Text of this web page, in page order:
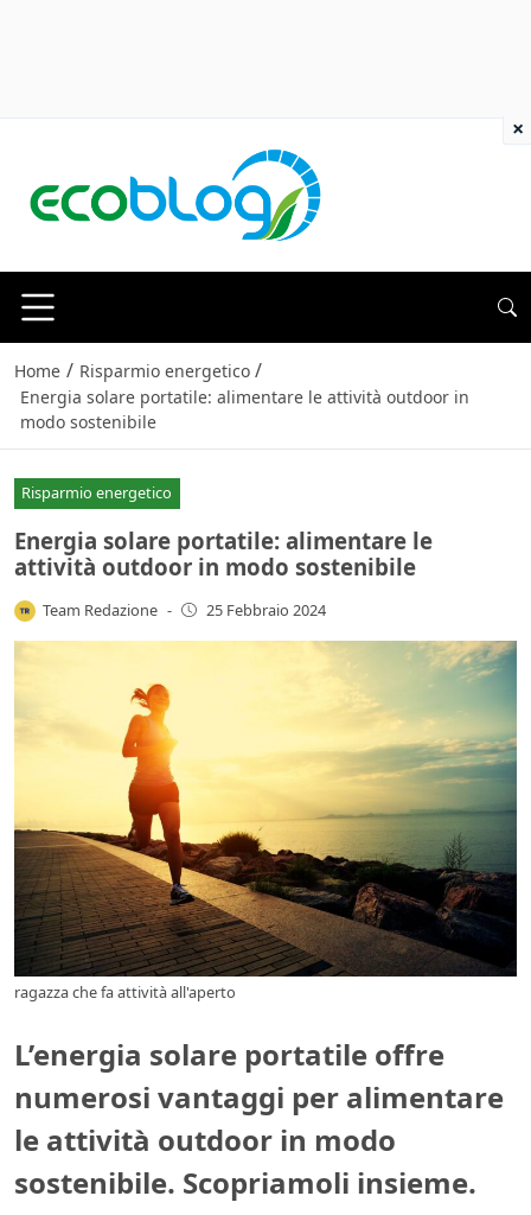
Home / Risparmio energetico /
Energia solare portatile: alimentare le attività outdoor in
modo sostenibile
Risparmio energetico
Energia solare portatile: alimentare le
attività outdoor in modo sostenibile
Team Redazione - 25 Febbraio 2024
ragazza che fa attività all'aperto
L’energia solare portatile offre
numerosi vantaggi per alimentare
le attività outdoor in modo
sostenibile. Scopriamoli insieme.
×